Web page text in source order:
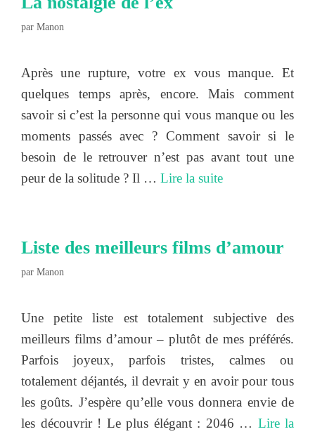
par Manon
Après une rupture, votre ex vous manque. Et
quelques temps après, encore. Mais comment
savoir si c’est la personne qui vous manque ou les
moments passés avec ? Comment savoir si le
besoin de le retrouver n’est pas avant tout une
peur de la solitude ? Il … Lire la suite
Liste des meilleurs films d’amour
par Manon
Une petite liste est totalement subjective des
meilleurs films d’amour – plutôt de mes préférés.
Parfois joyeux, parfois tristes, calmes ou
totalement déjantés, il devrait y en avoir pour tous
les goûts. J’espère qu’elle vous donnera envie de
les découvrir ! Le plus élégant : 2046 … Lire la